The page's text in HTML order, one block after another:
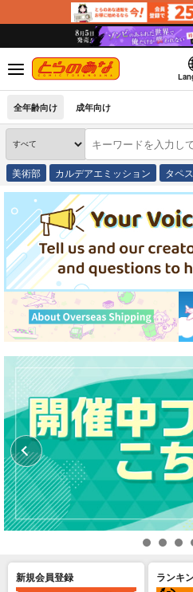
全年齢向け 成年向け
美術部 カルデアエミッション タペ
新規会員登録 ランキ